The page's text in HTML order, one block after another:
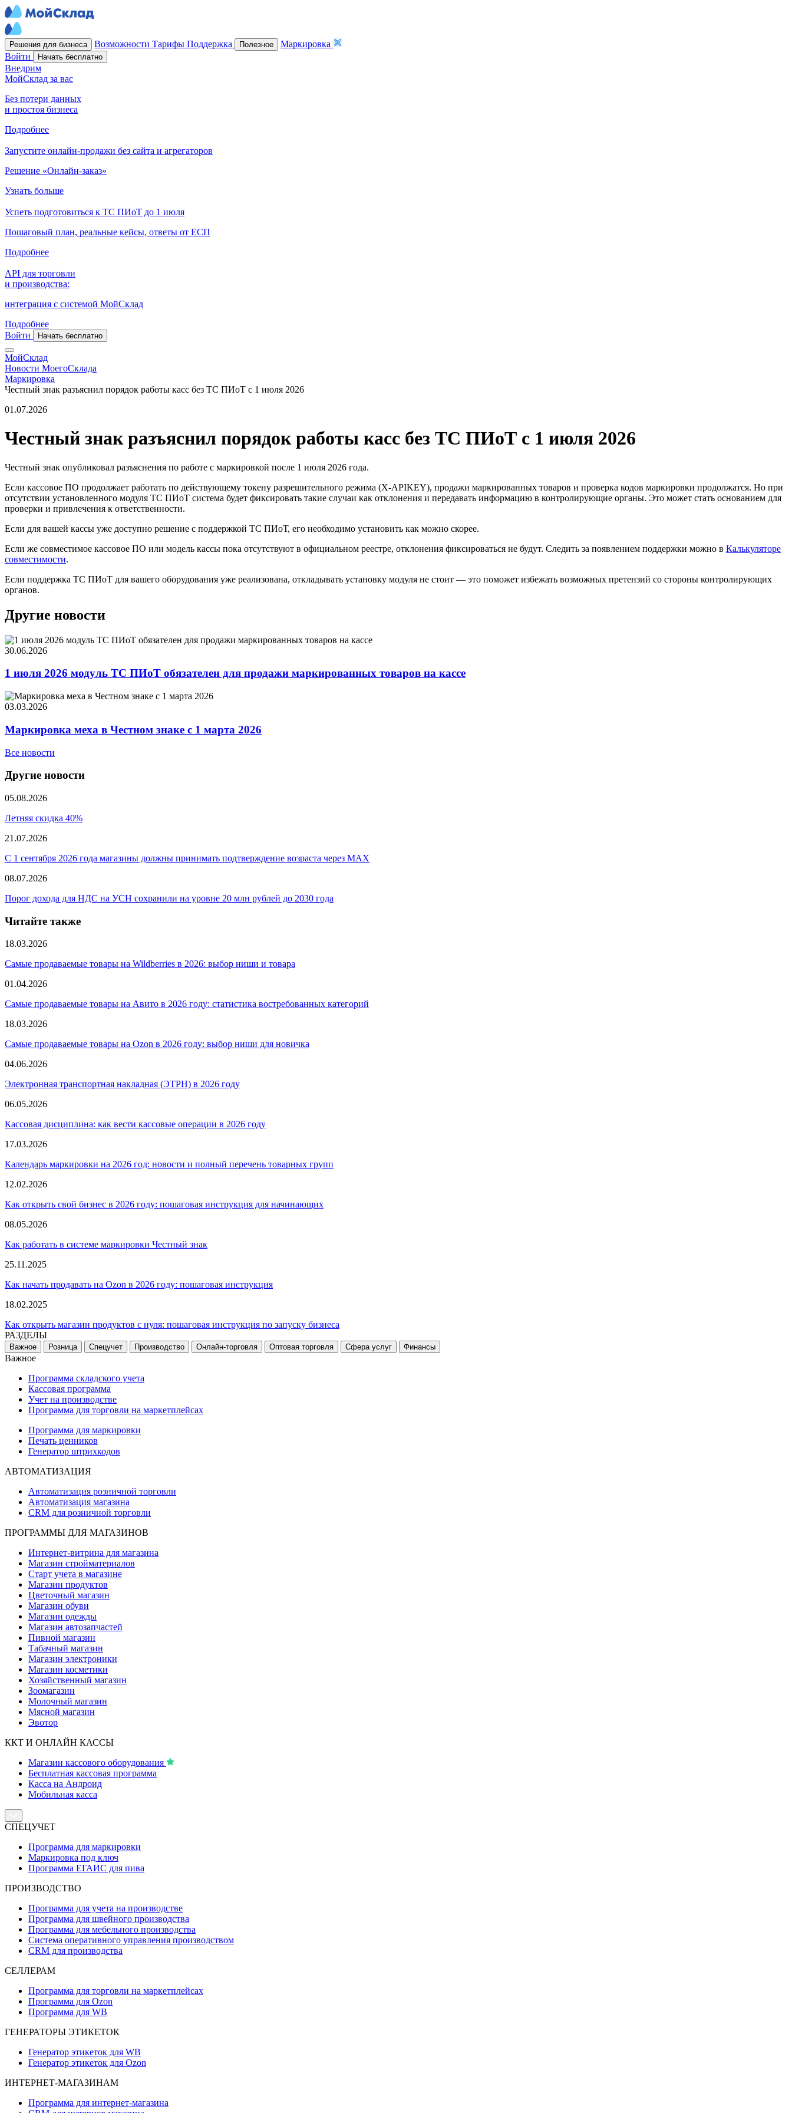
Решения для бизнеса Возможности Тарифы Поддержка Полезное
Маркировка
Войти
Начать бесплатно
Внедрим
МойСклад за вас
Без потери данных
и простоя бизнеса
Подробнее
Запустите онлайн-продажи без сайта и агрегаторов
Решение «Онлайн-заказ»
Узнать больше
Успеть подготовиться к ТС ПИоТ до 1 июля
Пошаговый план, реальные кейсы, ответы от ЕСП
Подробнее
API для торговли
и производства:
интеграция с системой МойСклад
Подробнее
Войти
Начать бесплатно
МойСклад
Новости МоегоСклада
Маркировка
Честный знак разъяснил порядок работы касс без ТС ПИоТ с 1 июля 2026
01.07.2026
Честный знак разъяснил порядок работы касс без ТС ПИоТ с 1 июля 2026
Честный знак опубликовал разъяснения по работе с маркировкой после 1 июля 2026 года.
Если кассовое ПО продолжает работать по действующему токену разрешительного режима (X-APIKEY), продажи маркированных товаров и проверка кодов маркировки продолжатся. Но при
отсутствии установленного модуля ТС ПИоТ система будет фиксировать такие случаи как отклонения и передавать информацию в контролирующие органы. Это может стать основанием для
проверки и привлечения к ответственности.
Если для вашей кассы уже доступно решение с поддержкой ТС ПИоТ, его необходимо установить как можно скорее.
Если же совместимое кассовое ПО или модель кассы пока отсутствуют в официальном реестре, отклонения фиксироваться не будут. Следить за появлением поддержки можно в Калькуляторе
совместимости.
Если поддержка ТС ПИоТ для вашего оборудования уже реализована, откладывать установку модуля не стоит — это поможет избежать возможных претензий со стороны контролирующих
органов.
Другие новости
30.06.2026
1 июля 2026 модуль ТС ПИоТ обязателен для продажи маркированных товаров на кассе
03.03.2026
Маркировка меха в Честном знаке с 1 марта 2026
Все новости
Другие новости
05.08.2026
Летняя скидка 40%
21.07.2026
С 1 сентября 2026 года магазины должны принимать подтверждение возраста через MAX
08.07.2026
Порог дохода для НДС на УСН сохранили на уровне 20 млн рублей до 2030 года
Читайте также
18.03.2026
Самые продаваемые товары на Wildberries в 2026: выбор ниши и товара
01.04.2026
Самые продаваемые товары на Авито в 2026 году: статистика востребованных категорий
18.03.2026
Самые продаваемые товары на Ozon в 2026 году: выбор ниши для новичка
04.06.2026
Электронная транспортная накладная (ЭТРН) в 2026 году
06.05.2026
Кассовая дисциплина: как вести кассовые операции в 2026 году
17.03.2026
Календарь маркировки на 2026 год: новости и полный перечень товарных групп
12.02.2026
Как открыть свой бизнес в 2026 году: пошаговая инструкция для начинающих
08.05.2026
Как работать в системе маркировки Честный знак
25.11.2025
Как начать продавать на Ozon в 2026 году: пошаговая инструкция
18.02.2025
Как открыть магазин продуктов с нуля: пошаговая инструкция по запуску бизнеса
РАЗДЕЛЫ
Важное Розница Спецучет Производство Онлайн-торговля Оптовая торговля Сфера услуг Финансы
Важное
Программа складского учета
Кассовая программа
Учет на производстве
Программа для торговли на маркетплейсах
Программа для маркировки
Печать ценников
Генератор штрихкодов
АВТОМАТИЗАЦИЯ
Автоматизация розничной торговли
Автоматизация магазина
CRM для розничной торговли
ПРОГРАММЫ ДЛЯ МАГАЗИНОВ
Интернет-витрина для магазина
Магазин стройматериалов
Старт учета в магазине
Магазин продуктов
Цветочный магазин
Магазин обуви
Магазин одежды
Магазин автозапчастей
Пивной магазин
Табачный магазин
Магазин электроники
Магазин косметики
Хозяйственный магазин
Зоомагазин
Молочный магазин
Мясной магазин
Эвотор
ККТ И ОНЛАЙН КАССЫ
Магазин кассового оборудования
Бесплатная кассовая программа
Касса на Андроид
Мобильная касса
СПЕЦУЧЕТ
Программа для маркировки
Маркировка под ключ
Программа ЕГАИС для пива
ПРОИЗВОДСТВО
Программа для учета на производстве
Программа для швейного производства
Программа для мебельного производства
Система оперативного управления производством
CRM для производства
СЕЛЛЕРАМ
Программа для торговли на маркетплейсах
Программа для Ozon
Программа для WB
ГЕНЕРАТОРЫ ЭТИКЕТОК
Генератор этикеток для WB
Генератор этикеток для Ozon
ИНТЕРНЕТ-МАГАЗИНАМ
Программа для интернет-магазина